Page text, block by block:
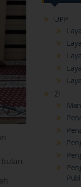
UPP
ZI